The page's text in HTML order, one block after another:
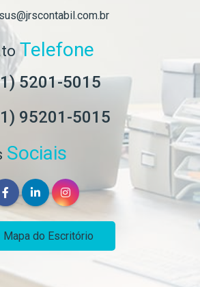
Telefone
5201-5015
95201-5015
Sociais
Mapa do Escritório